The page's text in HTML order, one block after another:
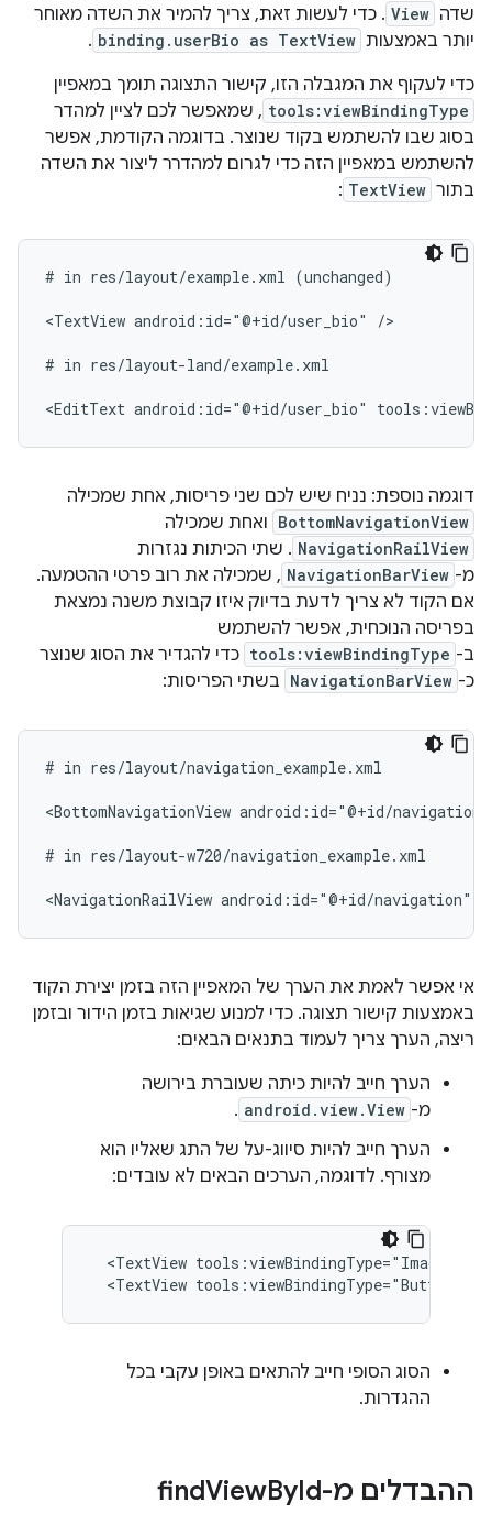
שדה View . כדי לעשות זאת, צריך להמיר את השדה מאוחר
יותר באמצעות binding.userBio as TextView
.
כדי לעקוף את המגבלה הזו, קישור התצוגה תומך במאפיין
tools:viewBindingType , שמאפשר לכם לציין למהדר
בסוג שבו להשתמש בקוד שנוצר. בדוגמה הקודמת, אפשר
להשתמש במאפיין הזה כדי לגרום למהדרר ליצור את השדה
בתור TextView
:
# in res/layout/example.xml (unchanged)
<TextView android:id="@+id/user_bio" />
# in res/layout-land/example.xml
<EditText android:id="@+id/user_bio"
דוגמה נוספת: נניח שיש לכם שני פריסות, אחת שמכילה
BottomNavigationView ואחת שמכילה
NavigationRailView . שתי הכיתות נגזרות
מ- NavigationBarView , שמכילה את רוב פרטי ההטמעה.
אם הקוד לא צריך לדעת בדיוק איזו קבוצת משנה נמצאת
בפריסה הנוכחית, אפשר להשתמש
ב- tools:viewBindingType כדי להגדיר את הסוג שנוצר
כ- NavigationBarView בשתי הפריסות:
# in res/layout/navigation_example.xml
<BottomNavigationView android:id="@+id/navigation"
# in res/layout-w720/navigation_example.xml
<NavigationRailView android:id="@+id/navigation"
אי אפשר לאמת את הערך של המאפיין הזה בזמן יצירת הקוד
באמצעות קישור תצוגה. כדי למנוע שגיאות בזמן הידור ובזמן
ריצה, הערך צריך לעמוד בתנאים הבאים:
הערך חייב להיות כיתה שעוברת בירושה
מ- android.view.View
.
הערך חייב להיות סיווג-על של התג שאליו הוא
מצורף. לדוגמה, הערכים הבאים לא עובדים:
<TextView tools:viewBindingType="ImageView"
<TextView tools:viewBindingType="Button"
הסוג הסופי חייב להתאים באופן עקבי בכל
ההגדרות.
ההבדלים מ-find ViewById